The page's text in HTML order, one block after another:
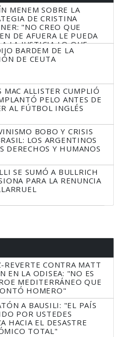
MENEM SOBRE LA
DE CRISTINA
"NO CREO QUE
DE AFUERA LE PUEDA
LA JUSTICIA LO QUE
HACER"
BARDEM DE LA
DE CEUTA
MAC ALLISTER CUMPLIÓ
PELO ANTES DE
AL FÚTBOL INGLÉS
BOBO Y CRISIS
LOS ARGENTINOS
DERECHOS Y HUMANOS
SE SUMÓ A BULLRICH
PARA LA RENUNCIA
REVERTE CONTRA MATT
EN LA ODISEA: "NO ES
MEDITERRÁNEO QUE
HOMERO"
A BAUSILI: "EL PAÍS
POR USTEDES
HACIA EL DESASTRE
TOTAL"